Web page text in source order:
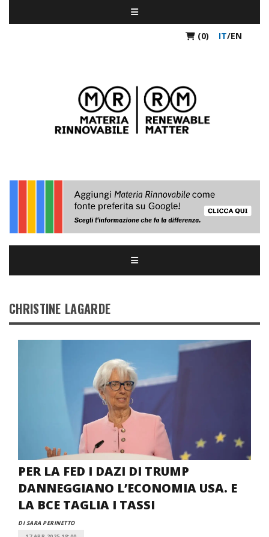
(0) IT/EN
CHRISTINE LAGARDE
PER LA FED I DAZI DI TRUMP
DANNEGGIANO L’ECONOMIA USA. E
LA BCE TAGLIA I TASSI
DI SARA PERINETTO